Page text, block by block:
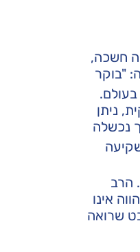
חשכה,
"בוקר
ניתן
נכשלה
. הרב
אינו
שרואה